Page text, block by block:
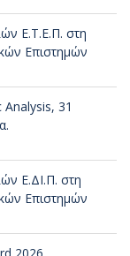
Ε.Τ.Ε.Π. στη
Επιστημών
31
Ε.ΔΙ.Π. στη
Επιστημών